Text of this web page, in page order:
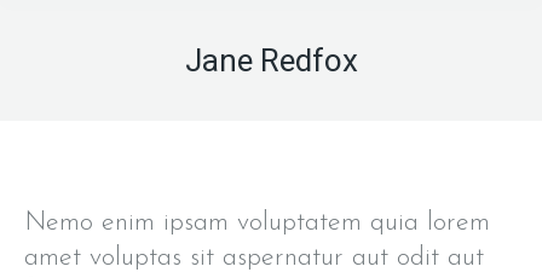
Jane Redfox
Nemo enim ipsam voluptatem quia lorem
amet voluptas sit aspernatur aut odit aut